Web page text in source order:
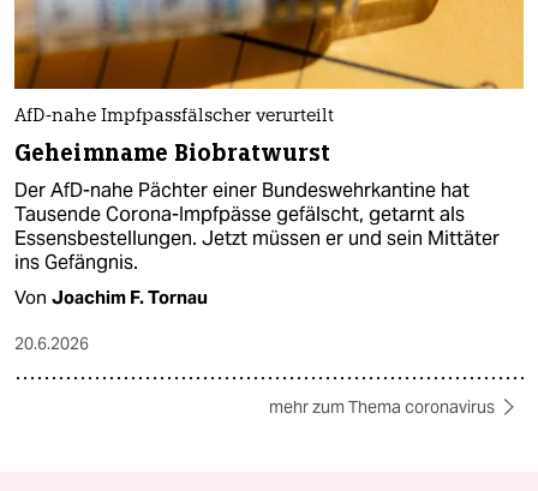
AfD-nahe Impfpassfälscher verurteilt
Geheimname Biobratwurst
Der AfD-nahe Pächter einer Bundeswehrkantine hat
Tausende Corona-Impfpässe gefälscht, getarnt als
Essensbestellungen. Jetzt müssen er und sein Mittäter
ins Gefängnis.
Von Joachim F. Tornau
20.6.2026
mehr zum Thema coronavirus